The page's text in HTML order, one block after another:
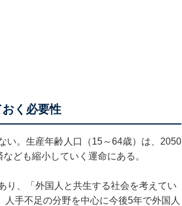
く必要性
い。生産年齢人口（15～64歳）は、2050
ども縮小していく運命にある。
り、「外国人と共生する社会を考えてい
手不足の分野を中心に今後5年で外国人